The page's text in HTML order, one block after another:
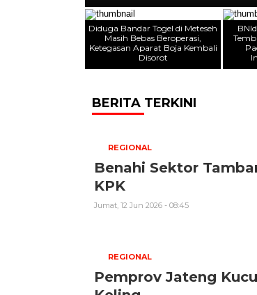
Diduga Bandar Togel di Meteseh
Masih Bebas Beroperasi,
Ketegasan Aparat Boja Kembali
Disorot
BERITA TERKINI
REGIONAL
Benahi Sektor
KPK
Jumat, 12 Jun 2026 - 08:45
REGIONAL
Pemprov Jateng